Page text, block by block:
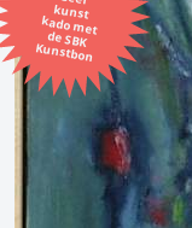
Kunstbon